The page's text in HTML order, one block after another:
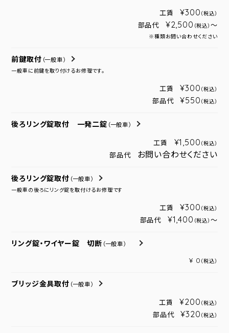
工賃 ¥300 （税込）
部品代 ¥2,500 （税込） ～
※種類お問い合わせください
前鍵取付 （一般車）
一般車に前鍵を取り付けるお修理です。
工賃 ¥300 （税込）
部品代 ¥550 （税込）
後ろリング錠取付 一発二錠 （一般車）
工賃 ¥1,500 （税込）
部品代 お問い合わせください
後ろリング錠取付 （一般車）
一般車の後ろにリング錠を取付けるお修理です
工賃 ¥300 （税込）
部品代 ¥1,400 （税込） ～
リング錠・ワイヤー錠 切断 （一般車）
¥ 0 （税込）
ブリッジ金具取付 （一般車）
工賃 ¥200 （税込）
部品代 ¥320 （税込）